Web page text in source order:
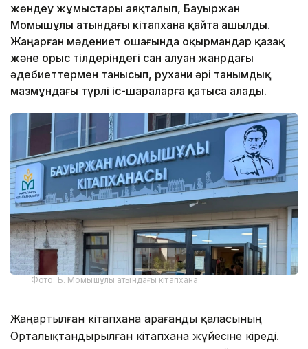
жөндеу жұмыстары аяқталып, Бауыржан
Момышұлы атындағы кітапхана қайта ашылды.
Жаңарған мәдениет ошағында оқырмандар қазақ
және орыс тілдеріндегі сан алуан жанрдағы
әдебиеттермен танысып, рухани әрі танымдық
мазмұндағы түрлі іс-шараларға қатыса алады.
Фото: Б. Момышұлы атындағы кітапхана
Жаңартылған кітапхана Қарағанды қаласының
Орталықтандырылған кітапхана жүйесіне кіреді.